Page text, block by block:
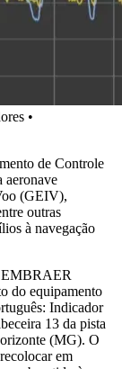
•
de Controle
aeronave
(GEIV),
outras
à navegação
EMBRAER
do equipamento
Indicador
13 da pista
(MG). O
em